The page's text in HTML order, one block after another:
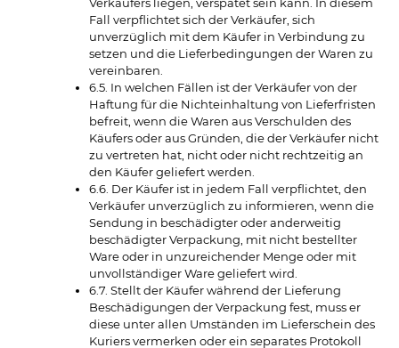
Fall verpflichtet sich der Verkäufer, sich
unverzüglich mit dem Käufer in Verbindung zu
setzen und die Lieferbedingungen der Waren zu
vereinbaren.
6.5. In welchen Fällen ist der Verkäufer von der
Haftung für die Nichteinhaltung von Lieferfristen
befreit, wenn die Waren aus Verschulden des
Käufers oder aus Gründen, die der Verkäufer nicht
zu vertreten hat, nicht oder nicht rechtzeitig an
den Käufer geliefert werden.
6.6. Der Käufer ist in jedem Fall verpflichtet, den
Verkäufer unverzüglich zu informieren, wenn die
Sendung in beschädigter oder anderweitig
beschädigter Verpackung, mit nicht bestellter
Ware oder in unzureichender Menge oder mit
unvollständiger Ware geliefert wird.
6.7. Stellt der Käufer während der Lieferung
Beschädigungen der Verpackung fest, muss er
diese unter allen Umständen im Lieferschein des
Kuriers vermerken oder ein separates Protokoll